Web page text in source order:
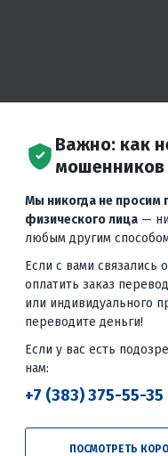
explorer-780-4wd-efi-s-
...еще
🔥
Важно: как
мошенников
Мы никогда не просим
физического лица —
любым другим
Если с вами связались
оплатить заказ
или индивидуального
переводите деньги!
Если у вас есть
нам:
+7 (383) 375-55-35
ПОСМОТРЕТЬ